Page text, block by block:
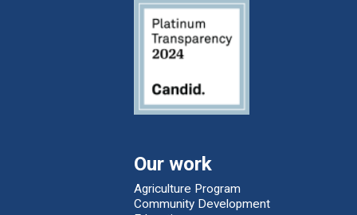
Our work
Agriculture Program
Community Development